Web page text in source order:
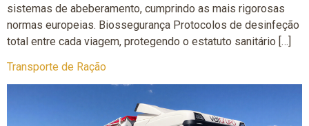
sistemas de abeberamento, cumprindo as mais rigorosas
normas europeias. Biossegurança Protocolos de desinfeção
total entre cada viagem, protegendo o estatuto sanitário […]
Transporte de Ração